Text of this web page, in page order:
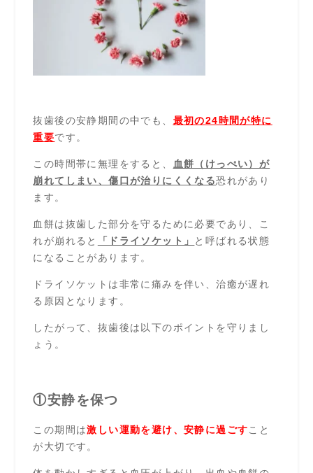
抜歯後の安静期間の中でも、 最初の24時間が特に
重要です。
この時間帯に無理をすると、 血餅（けっぺい）が
崩れてしまい、傷口が治りにくくなる恐れがあり
ます。
血餅は抜歯した部分を守るために必要であり、こ
れが崩れると
「ドライソケット」 と呼ばれる状態
になることがあります。
ドライソケットは非常に痛みを伴い、治癒が遅れ
る原因となります。
したがって、抜歯後は以下のポイントを守りまし
ょう。
①安静を保つ
この期間は激しい運動を避け、安静に過ごすこと
が大切です。